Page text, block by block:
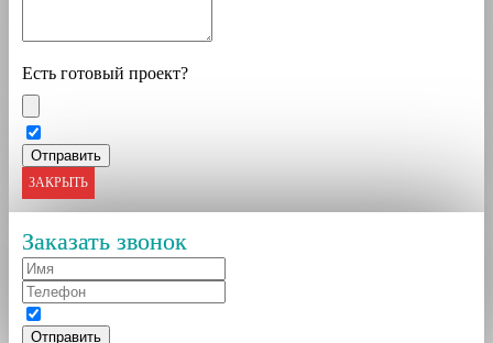
Есть готовый проект?
ЗАКРЫТЬ
Заказать звонок